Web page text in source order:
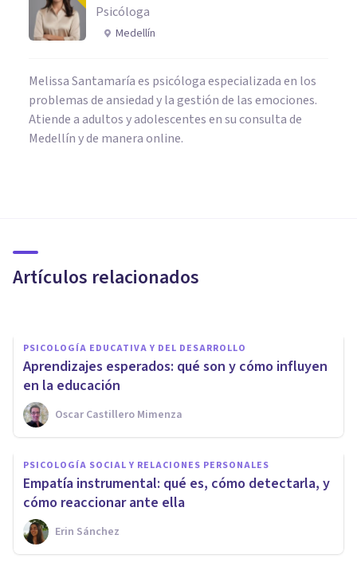
Psicóloga
Medellín
Melissa Santamaría es psicóloga especializada en los
problemas de ansiedad y la gestión de las emociones.
Atiende a adultos y adolescentes en su consulta de
Medellín y de manera online.
Artículos relacionados
profesional? 6 pasos a tener en
cuenta
PSICOLOGÍA EDUCATIVA Y DEL DESARROLLO
Aprendizajes esperados: qué son y cómo influyen
en la educación
Oscar Castillero Mimenza
PSICOLOGÍA SOCIAL Y RELACIONES PERSONALES
Empatía instrumental: qué es, cómo detectarla, y
cómo reaccionar ante ella
Erin Sánchez
Las 4 diferencias entre ser
vegano y vegetariano
Arturo Torres